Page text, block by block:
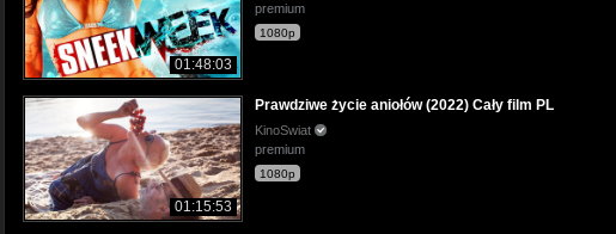
01:48:03
premium
1080p
01:15:53
Prawdziwe życie aniołów (2022) Cały film PL
KinoSwiat
premium
1080p